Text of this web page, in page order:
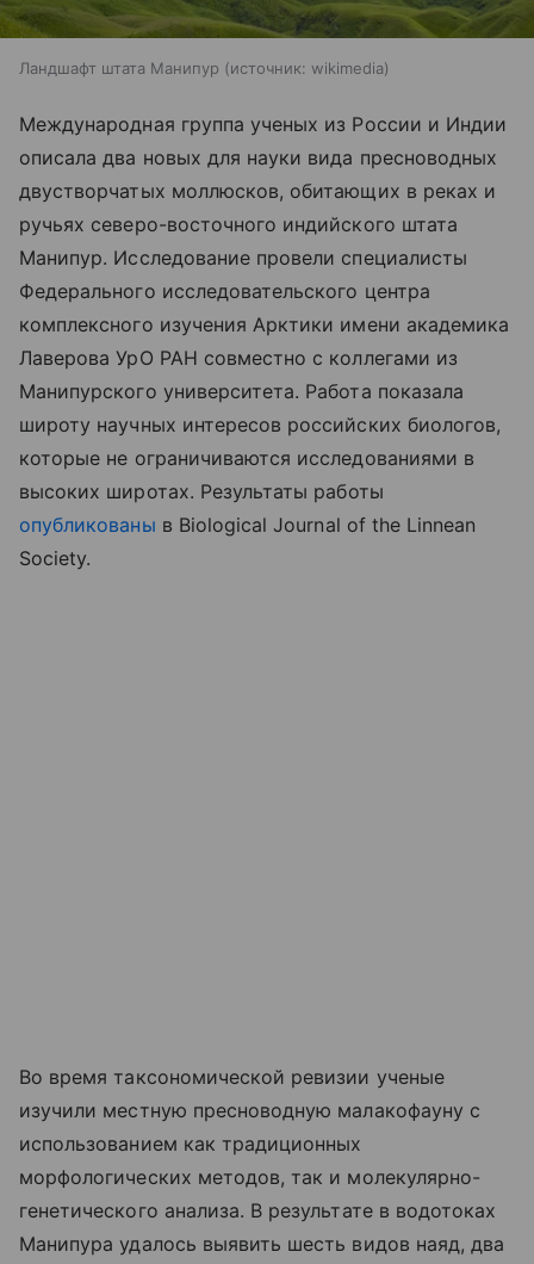
Ландшафт штата Манипур источник: wikimedia
Международная группа ученых из России и Индии
описала два новых для науки вида пресноводных
двустворчатых моллюсков, обитающих в реках и
ручьях северо-восточного индийского штата
Манипур. Исследование провели специалисты
Федерального исследовательского центра
комплексного изучения Арктики имени академика
Лаверова УрО РАН совместно с коллегами из
Манипурского университета. Работа показала
широту научных интересов российских биологов,
которые не ограничиваются исследованиями в
высоких широтах. Результаты работы
опубликованы в Biological Journal of the Linnean
Society.
Во время таксономической ревизии ученые
изучили местную пресноводную малакофауну с
использованием как традиционных
морфологических методов, так и молекулярно-
генетического анализа. В результате в водотоках
Манипура удалось выявить шесть видов наяд, два